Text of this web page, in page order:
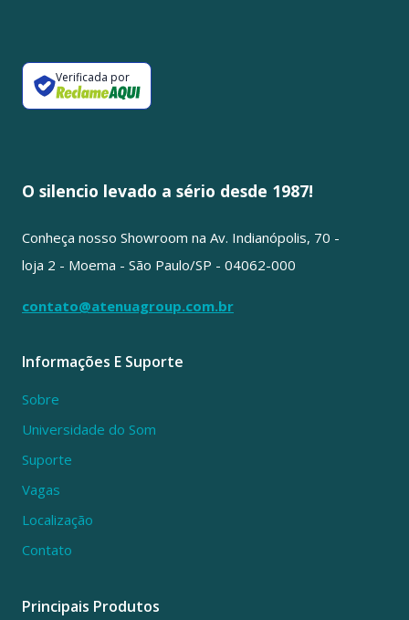
Verificada por
O silencio levado a sério desde 1987!
Conheça nosso Showroom na Av. Indianópolis, 70 -
loja 2 - Moema - São Paulo/SP - 04062-000
contato@atenuagroup.com.br
Informações E Suporte
Sobre
Universidade do Som
Suporte
Vagas
Localização
Contato
Principais Produtos